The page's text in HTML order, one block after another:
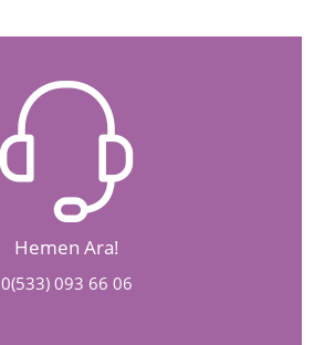
Hemen Ara!
0(533) 093 66 06